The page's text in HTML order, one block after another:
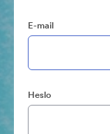
E-mail
Heslo